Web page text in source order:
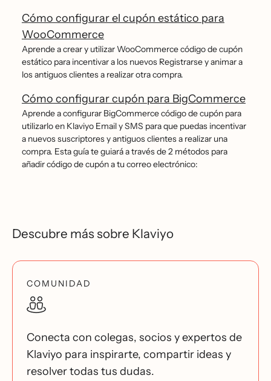
Cómo configurar el cupón estático para
WooCommerce
Aprende a crear y utilizar WooCommerce código de cupón
estático para incentivar a los nuevos Registrarse y animar a
los antiguos clientes a realizar otra compra.
Cómo configurar cupón para BigCommerce
Aprende a configurar BigCommerce código de cupón para
utilizarlo en Klaviyo Email y SMS para que puedas incentivar
a nuevos suscriptores y antiguos clientes a realizar una
compra. Esta guía te guiará a través de 2 métodos para
añadir código de cupón a tu correo electrónico:
Descubre más sobre Klaviyo
COMUNIDAD
Conecta con colegas, socios y expertos de
Klaviyo para inspirarte, compartir ideas y
resolver todas tus dudas.